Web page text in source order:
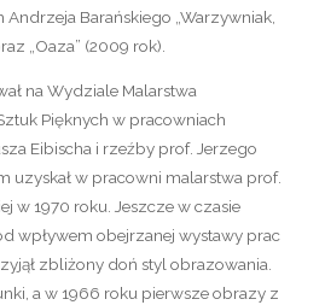
Barańskiego „Warzywniak,
„Oaza” (2009 rok).
na Wydziale Malarstwa
Pięknych w pracowniach
Eibischa i rzeźby prof. Jerzego
uzyskał w pracowni malarstwa prof.
w 1970 roku. Jeszcze w czasie
wpływem obejrzanej wystawy prac
zbliżony doń styl obrazowania.
a w 1966 roku pierwsze obrazy z